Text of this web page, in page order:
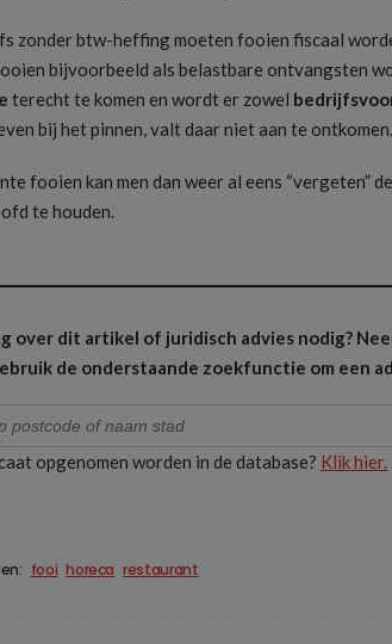
zonder btw-heffing moeten fooien fiscaal
bijvoorbeeld als belastbare ontvangsten
terecht te komen en wordt er zowel
bij het pinnen, valt daar niet aan te ontkomen.
fooien kan men dan weer al eens “vergeten”
te houden.
over dit artikel of juridisch advies nodig?
de onderstaande zoekfunctie om een
opgenomen worden in de database? Klik hier.
fooi horeca restaurant